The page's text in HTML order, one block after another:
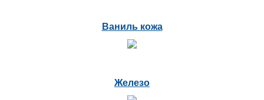
Ваниль кожа
Железо